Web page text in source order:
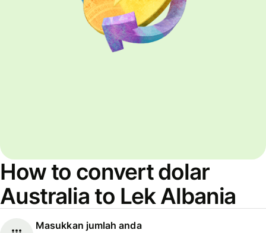
How to convert dolar
Australia to Lek Albania
Masukkan jumlah anda